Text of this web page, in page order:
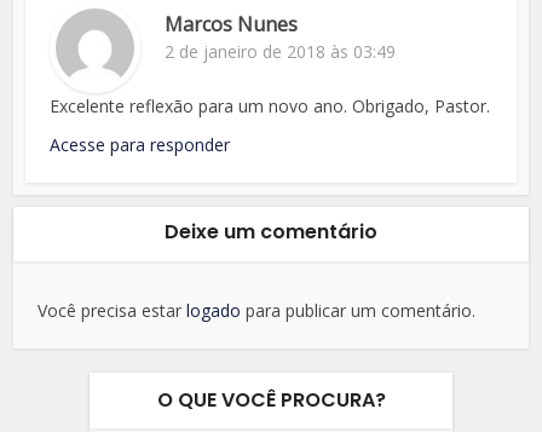
Marcos Nunes
2 de janeiro de 2018 às 03:49
Excelente reflexão para um novo ano. Obrigado, Pastor.
Acesse para responder
Deixe um comentário
Você precisa estarlogado para publicar um comentário.
O QUE VOCÊ PROCURA?